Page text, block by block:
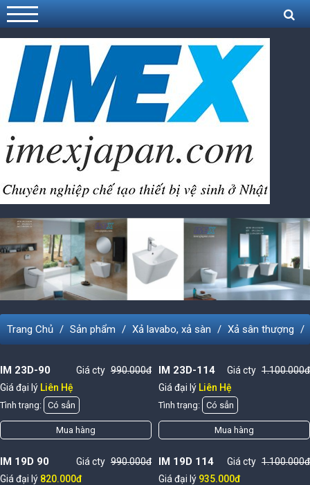
Trang Chủ Sản phẩm Xả lavabo, xả sàn Xả sân thượng
IM 23D-90 Giá cty 990.000đ
Giá đại lý Liên Hệ
Tình trạng: Có sẳn
Mua hàng
IM 23D-114 Giá cty 1.100.000đ
Giá đại lý Liên Hệ
Tình trạng: Có sẳn
Mua hàng
IM 19D 90 Giá cty 990.000đ
Giá đại lý 820.000đ
IM 19D 114 Giá cty 1.100.000đ
Giá đại lý 935.000đ